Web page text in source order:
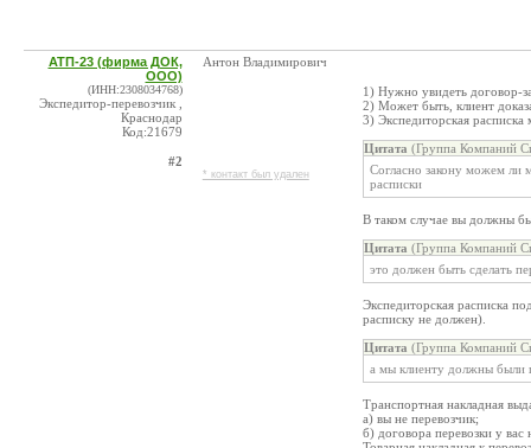
АТП-23 (фирма ДОК,
ООО)
(ИНН:2308034768)
Экспедитор-перевозчик ,
Краснодар
Код:21679
#2
Антон Владимирович
* контакт был удален
1) Нужно увидеть договор-
2) Может быть, клиент
3) Экспедиторская
Цитата (Группа Компаний
Согласно закону можем ли
расписки
В таком случае вы должны
Цитата (Группа Компаний
это должен быть сделать
Экспедиторская расписка
расписку не должен).
Цитата (Группа Компаний
а мы клиенту должны были
Транспортная накладная
а) вы не перевозчик;
б) договора перевозки у вас